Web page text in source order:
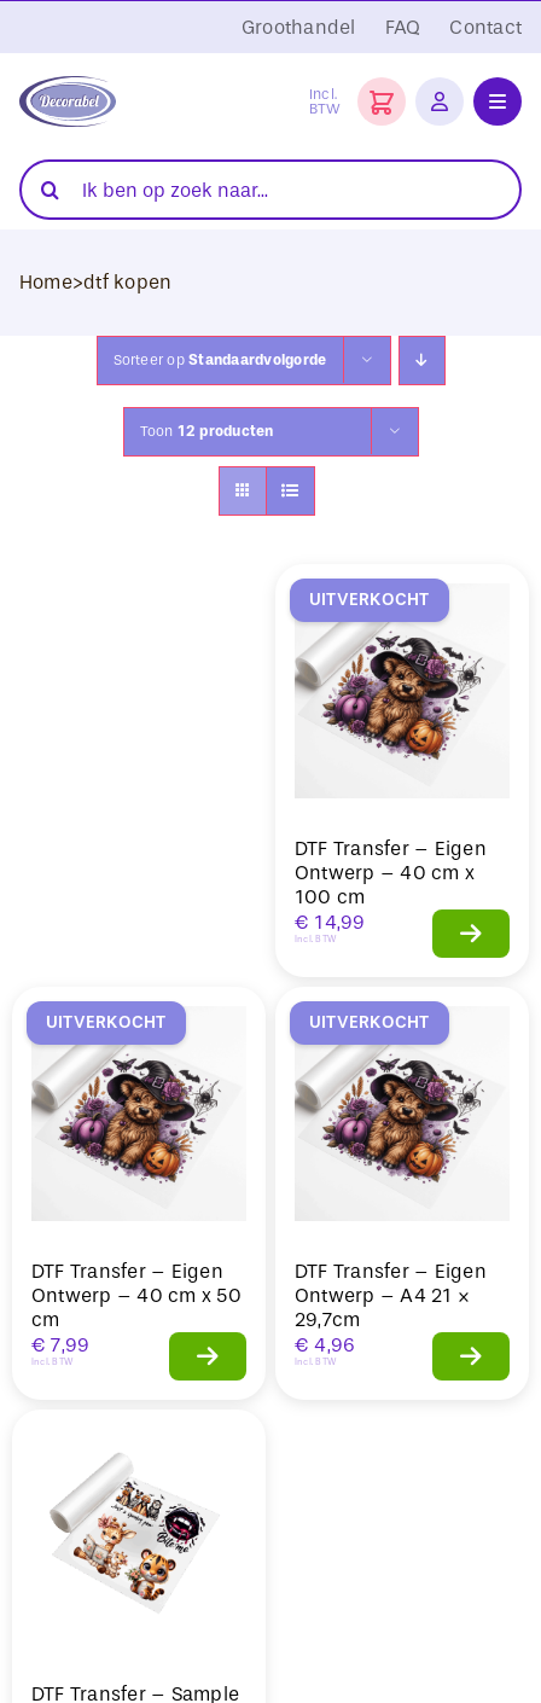
naar
inhoud
Groothandel FAQ Contact
Incl.
BTW
Folies
Transferpersen
Sublimatie
Blanco Textiel
Zoeken
naar:
Home>dtf kopen
Sorteer opStandaardvolgorde
Toon 12 producten
UITVERKOCHT
DTF Transfer – Eigen
Ontwerp – 40 cm x
100 cm
€ 14,99
Incl. BTW
UITVERKOCHT
DTF Transfer – Eigen
Ontwerp – 40 cm x 50
cm
€ 7,99
Incl. BTW
UITVERKOCHT
DTF Transfer – Eigen
Ontwerp – A4 21 ×
29,7cm
€ 4,96
Incl. BTW
DTF Transfer – Sample